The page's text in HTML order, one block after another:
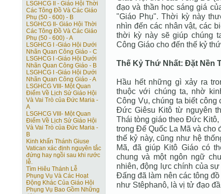
LSGHCG II - Giáo Hội Thời
Các Tông Ðồ Và Các Giáo
Phụ (50 - 600) - B
LSGHCG II- Giáo Hội Thời
Các Tông Ðồ Và Các Giáo
Phụ (50 - 600) - A
LSGHCG I -Giáo Hội Dưới
Nhãn Quan Công Giáo - C
LSGHCG I -Giáo Hội Dưới
Nhãn Quan Công Giáo - B
LSGHCG I -Giáo Hội Dưới
Nhãn Quan Công Giáo - A
LSGHCG VIII- Một Quan
Ðiểm Về Lịch Sử Giáo Hội
Và Vai Trò của Ðức Maria -
A
LSGHCG VIII- Một Quan
Ðiểm Về Lịch Sử Giáo Hội
Và Vai Trò của Ðức Maria -
B
Kinh khấn Thánh Giuse
Vatican xác định nguyên tắc
đứng hay ngồi sau khi rước
lễ.
Tìm Hiêu Thánh Lễ
Phụng Vụ Và Các Hoạt
Động Khác Của Giáo Hội
Phụng Vụ Bao Gồm Những
đạo và thần học sáng giá
"Giáo Phụ". Thời kỳ này
nhìn đến các nhân vật, các
thời kỳ này sẽ giúp chúng
Công Giáo cho đến thế kỷ
Thế Kỷ Thứ Nhất: Ðặt Nền
Hầu hết những gì xảy ra
thuộc với chúng ta, nhờ
Công Vụ, chúng ta biết
Ðức Giêsu Kitô từ nguyên
Thái tòng giáo theo Ðức
trong Ðế Quốc La Mã và cho
thế kỷ này, cũng như hệ
Mã, đã giúp Kitô Giáo có
chung và một ngôn ngữ
nhiên, động lực chính của
Ðấng đã làm nên các tông
như Stêphanô, là vị tử đạo